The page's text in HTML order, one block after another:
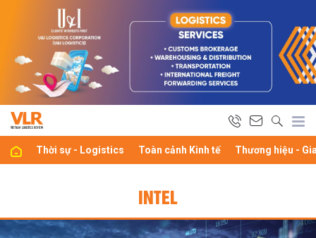
Thời sự - Logistics Toàn cảnh Kinh tế Thương hiệu -
INTEL